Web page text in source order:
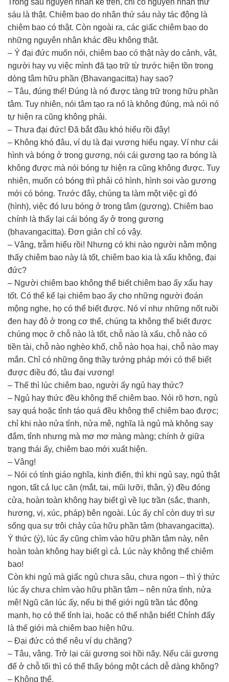
sáu là thật. Chiêm bao do nhân thứ sáu này tác động là
chiêm bao có thật. Còn ngoài ra, các giấc chiêm bao do
những nguyên nhân khác đều không thật.
– Ý đại đức muốn nói, chiêm bao có thật này do cảnh, vật,
người hay vụ việc mình đã tạo trữ từ trước hiện tồn trong
dòng tâm hữu phần (Bhavangacitta) hay sao?
– Tâu, đúng thế! Đúng là nó được tàng trữ trong hữu phần
tâm. Tuy nhiên, nói tâm tạo ra nó là không đúng, mà nói nó
tự hiện ra cũng không phải.
– Thưa đại đức! Đã bắt đầu khó hiểu rồi đây!
– Không khó đâu, ví dụ là đại vương hiểu ngay. Ví như cái
hình và bóng ở trong gương, nói cái gương tạo ra bóng là
không được mà nói bóng tự hiện ra cũng không được. Tuy
nhiên, muốn có bóng thì phải có hình, hình soi vào gương
mới có bóng. Trước đây, chúng ta làm một việc gì đó
(hình), việc đó lưu bóng ở trong tâm (gương). Chiêm bao
chính là thấy lại cái bóng ấy ở trong gương
(bhavangacitta). Đơn giản chỉ có vậy.
– Vâng, trẫm hiểu rồi! Nhưng có khi nào người nằm mộng
thấy chiêm bao này là tốt, chiêm bao kia là xấu không, đại
đức?
– Người chiêm bao không thể biết chiêm bao ấy xấu hay
tốt. Có thể kể lại chiêm bao ấy cho những người đoán
mộng nghe, họ có thể biết được. Nó ví như những nốt ruồi
đen hay đỏ ở trong cơ thể, chúng ta không thể biết được
chúng mọc ở chỗ nào là tốt, chỗ nào là xấu, chỗ nào có
tiền tài, chỗ nào nghèo khổ, chỗ nào họa hại, chỗ nào may
mắn. Chỉ có những ông thầy tướng pháp mới có thể biết
được điều đó, tâu đại vương!
– Thế thì lúc chiêm bao, người ấy ngủ hay thức?
– Ngủ hay thức đều không thể chiêm bao. Nói rõ hơn, ngủ
say quá hoặc tỉnh táo quá đều không thể chiêm bao được;
chỉ khi nào nửa tỉnh, nửa mê, nghĩa là ngủ mà không say
đắm, tỉnh nhưng mà mơ mơ màng màng; chính ở giữa
trạng thái ấy, chiêm bao mới xuất hiện.
– Vâng!
– Nói có tính giáo nghĩa, kinh điển, thì khi ngủ say, ngủ thật
ngon, tất cả lục căn (mắt, tai, mũi lưỡi, thân, ý) đều đóng
cửa, hoàn toàn không hay biết gì về lục trần (sắc, thanh,
hương, vị, xúc, pháp) bên ngoài. Lúc ấy chỉ còn duy trì sự
sống qua sự trôi chảy của hữu phần tâm (bhavangacitta).
Ý thức (ý), lúc ấy cũng chìm vào hữu phần tâm này, nên
hoàn toàn không hay biết gì cả. Lúc này không thể chiêm
bao!
Còn khi ngủ mà giấc ngủ chưa sâu, chưa ngon – thì ý thức
lúc ấy chưa chìm vào hữu phần tâm – nên nửa tỉnh, nửa
mê! Ngũ căn lúc ấy, nếu bị thế giới ngũ trần tác động
mạnh, họ có thể tỉnh lại, hoặc có thể nhận biết! Chính đấy
là thế giới mà chiêm bao hiện hữu.
– Đại đức có thể nêu ví dụ chăng?
– Tâu, vâng. Trở lại cái gương soi hồi nãy. Nếu cái gương
để ở chỗ tối thì có thể thấy bóng một cách dễ dàng không?
– Không thể.